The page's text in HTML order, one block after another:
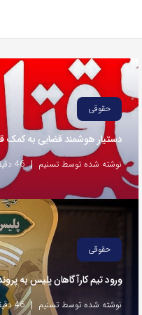
استفاده
روش‌های
زیر
می‌توانید
این
دوستان
خود
حقوقی
دستیار هوشمند قضایی به کمک
نوشته شده توسط تسنیم 46 دقیقه پیش
حقوقی
ورود تیم کارآگاهان پلیس به
نوشته شده توسط تسنیم 46 دقیقه پیش